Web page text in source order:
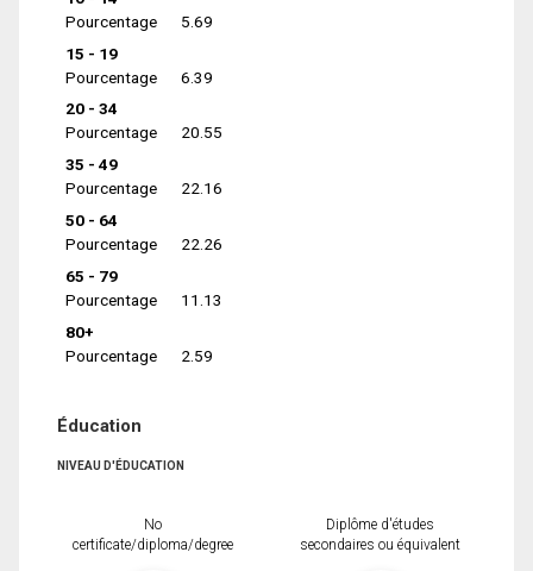
Pourcentage
5.69
15 - 19
Pourcentage
6.39
20 - 34
Pourcentage
20.55
35 - 49
Pourcentage
22.16
50 - 64
Pourcentage
22.26
65 - 79
Pourcentage
11.13
80+
Pourcentage
2.59
Éducation
NIVEAU D'ÉDUCATION
No
certificate/diploma/degree
Diplôme d'études
secondaires ou équivalent